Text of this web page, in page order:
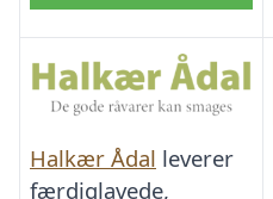
Halkær Ådal leverer
færdiglavede,